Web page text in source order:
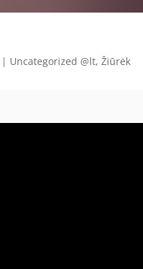
| Uncategorized @lt,Žiūrėk